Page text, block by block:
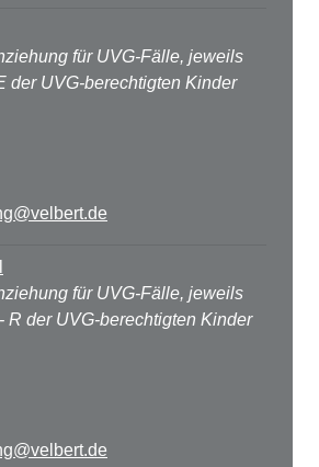
für UVG-Fälle, jeweils
der UVG-berechtigten Kinder
für UVG-Fälle, jeweils
R der UVG-berechtigten Kinder